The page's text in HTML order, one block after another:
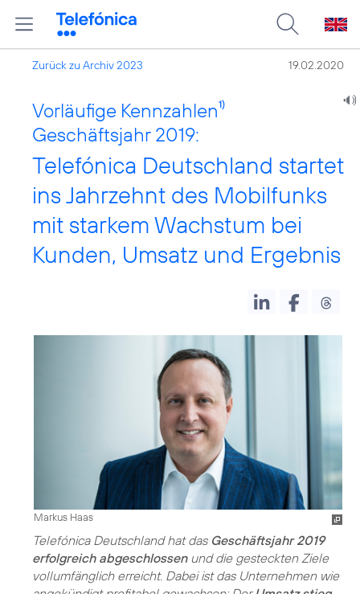
Zurück zu Archiv 2023 19.02.2020
Vorläufige Kennzahlen1)
Geschäftsjahr 2019:
Telefónica Deutschland startet
ins Jahrzehnt des Mobilfunks
mit starkem Wachstum bei
Kunden, Umsatz und Ergebnis
Markus Haas
Telefónica Deutschland hat das Geschäftsjahr 2019
erfolgreich abgeschlossenund die gesteckten Ziele
vollumfänglich erreicht. Dabei ist das Unternehmen wie